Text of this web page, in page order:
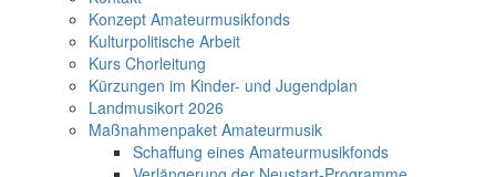
Konzept Amateurmusikfonds
Kulturpolitische Arbeit
Kurs Chorleitung
Kürzungen im Kinder- und Jugendplan
Landmusikort 2026
Maßnahmenpaket Amateurmusik
Schaffung eines Amateurmusikfonds